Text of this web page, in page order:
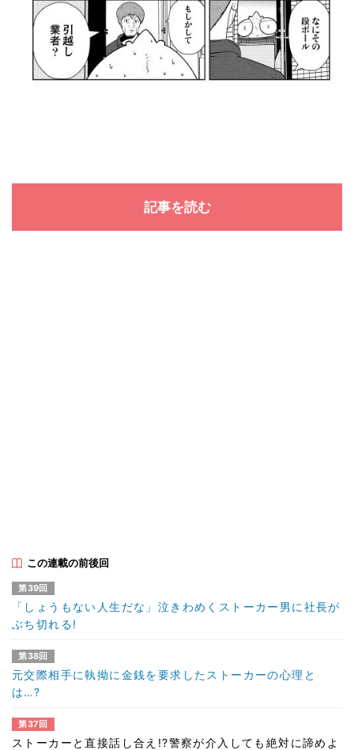
記事を読む
この連載の前後回
第39回
「しょうもない人生だな」泣きわめくストーカー男に社長が
ぶち切れる!
第38回
元交際相手に執拗に金銭を要求したストーカーの心理と
は…?
第37回
ストーカーと直接話し合え!?警察が介入しても絶対に諦めよ